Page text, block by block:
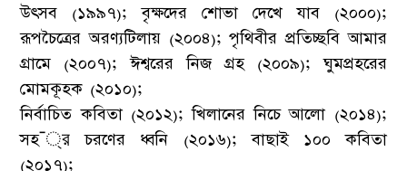
উৎসব (১৯৯৭); বৃক্ষদের শোভা দেখে যাব (২০০০);
রূপচৈত্রের অরণ্যটিলায় (২০০৪); পৃথিবীর প্রতিচ্ছবি আমার
গ্রামে (২০০৭); ঈশ্বরের নিজ গ্রহ (২০০৯); ঘুমপ্রহরের
মোমকূহক (২০১০);
নির্বাচিত কবিতা (২০১২); খিলানের নিচে আলো (২০১৪);
সহ¯্র চরণের ধ্বনি (২০১৬); বাছাই ১০০ কবিতা
(২০১৭);